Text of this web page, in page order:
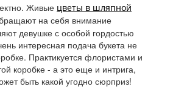
Живые цветы в шляпной
на себя внимание
девушке с особой гордостью
интересная подача букета не
Практикуется флористами и
коробке - а это еще и интрига,
быть какой угодно сюрприз!